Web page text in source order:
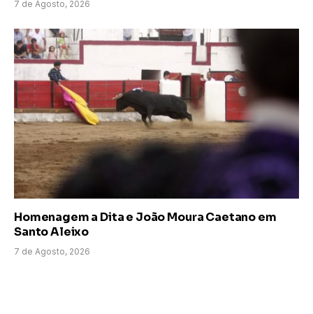
7 de Agosto, 2026
Homenagem a Dita e João Moura Caetano em
Santo Aleixo
7 de Agosto, 2026